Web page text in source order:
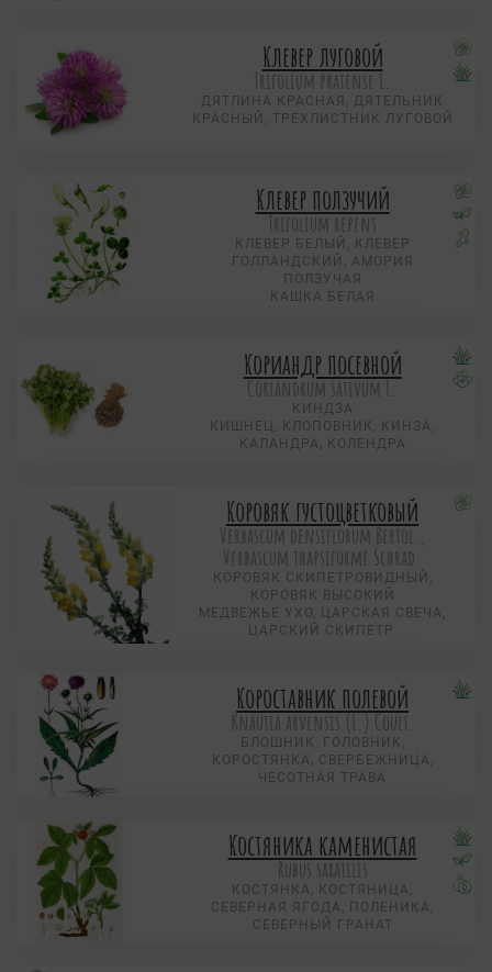
Клевер луговой
Trifolium pratense L.
ДЯТЛИНА КРАСНАЯ, ДЯТЕЛЬНИК
КРАСНЫЙ, ТРЕХЛИСТНИК ЛУГОВОЙ
Клевер ползучий
Trifolium repens
КЛЕВЕР БЕЛЫЙ, КЛЕВЕР
ГОЛЛАНДСКИЙ, АМОРИЯ
ПОЛЗУЧАЯ
КАШКА БЕЛАЯ
Кориандр посевной
Coriandrum sativum L.
КИНДЗА
КИШНЕЦ, КЛОПОВНИК, КИНЗА,
КАЛАНДРА, КОЛЕНДРА
Коровяк густоцветковый
Verbascum densiflorum Bertol.,
Verbascum thapsiforme Schrad.
КОРОВЯК СКИПЕТРОВИДНЫЙ,
КОРОВЯК ВЫСОКИЙ
МЕДВЕЖЬЕ УХО, ЦАРСКАЯ СВЕЧА,
ЦАРСКИЙ СКИПЕТР.
Короставник полевой
Knautia arvensis (L.) Coult.
БЛОШНИК, ГОЛОВНИК,
КОРОСТЯНКА, СВЕРБЕЖНИЦА,
ЧЕСОТНАЯ ТРАВА
Костяника каменистая
Rubus saxatilis
КОСТЯНКА, КОСТЯНИЦА,
СЕВЕРНАЯ ЯГОДА, ПОЛЕНИКА,
СЕВЕРНЫЙ ГРАНАТ